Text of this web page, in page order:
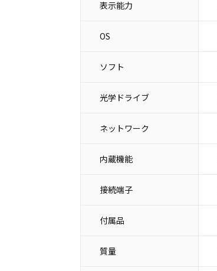
表示能力
OS
ソフト
光学ドライブ
ネットワーク
内蔵機能
接続端子
付属品
質量